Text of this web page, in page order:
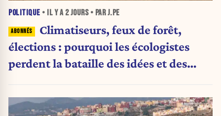
POLITIQUE • IL Y A 2 JOURS• PAR J.PE
Climatiseurs, feux de forêt,
élections : pourquoi les écologistes
perdent la bataille des idées et des